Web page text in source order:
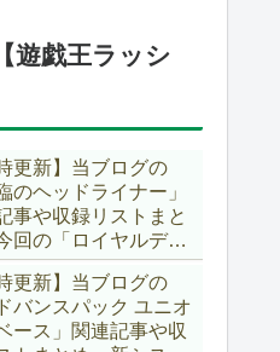
た『リビングデッド
声』関連に注目が集
遊戯王ラッシ
更新】当ブログの
のヘッドライナー」
事や収録リストまと
回の「ロイヤルデモ
は相手モンスターを
ス！！また、新テー
て「救惺」、「ヘル
、「ゴエゴエ」も登
更新】当ブログの
バンスパック ユニオ
ース」関連記事や収